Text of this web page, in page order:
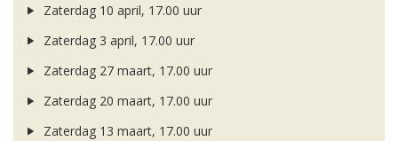
Zaterdag 10 april, 17.00 uur
Zaterdag 3 april, 17.00 uur
Zaterdag 27 maart, 17.00 uur
Zaterdag 20 maart, 17.00 uur
Zaterdag 13 maart, 17.00 uur